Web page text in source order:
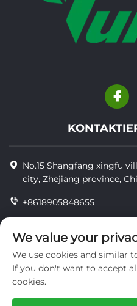
No.15 Shangfang xingfu
city, Zhejiang province,
+8618905848655
[email protected]
We value your
We use cookies and similar
If you don't want to accept
cookies.